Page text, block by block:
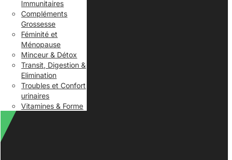
Immunitaires
Compléments
Grossesse
Féminité et
Ménopause
Minceur & Détox
Transit, Digestion &
Elimination
Troubles et Confort
urinaires
Vitamines & Forme